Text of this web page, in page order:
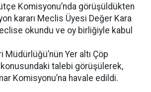
Komisyonu’nda görüşüldükten
kararı Meclis Üyesi Değer Kara
okundu ve oy birliğiyle kabul
Müdürlüğü’nün Yer altı Çöp
konusundaki talebi görüşülerek,
Komisyonu’na havale edildi.